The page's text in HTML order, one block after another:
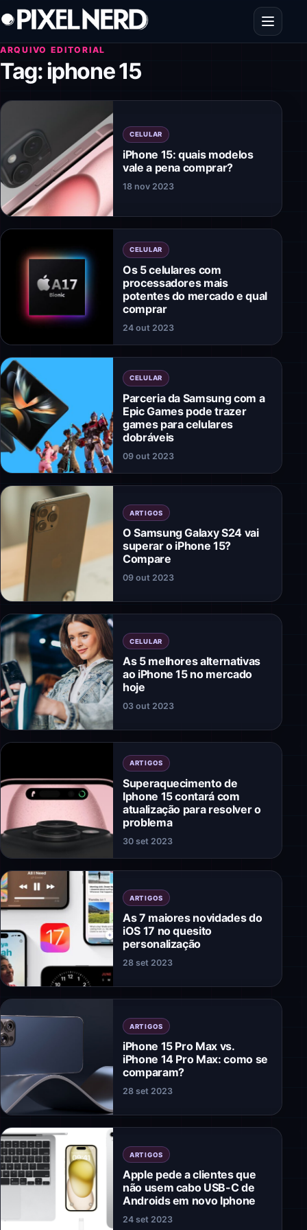
Pular para o conteúdo
Abrir
ARQUIVO EDITORIAL
Tag:iphone 15
CELULAR
iPhone 15: quais modelos
vale a pena comprar?
18 nov 2023
CELULAR
Os 5 celulares com
processadores mais
potentes do mercado e qual
comprar
24 out 2023
CELULAR
Parceria da Samsung com a
Epic Games pode trazer
games para celulares
dobráveis
09 out 2023
ARTIGOS
O Samsung Galaxy S24 vai
superar o iPhone 15?
Compare
09 out 2023
CELULAR
As 5 melhores alternativas
ao iPhone 15 no mercado
hoje
03 out 2023
ARTIGOS
Superaquecimento de
Iphone 15 contará com
atualização para resolver o
problema
30 set 2023
ARTIGOS
As 7 maiores novidades do
iOS 17 no quesito
personalização
28 set 2023
ARTIGOS
iPhone 15 Pro Max vs.
iPhone 14 Pro Max: como se
comparam?
28 set 2023
ARTIGOS
Apple pede a clientes que
não usem cabo USB-C de
Androids em novo Iphone
24 set 2023